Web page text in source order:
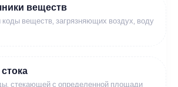
веществ
коды веществ, загрязняющих воздух, воду
стекающей с определенной площади